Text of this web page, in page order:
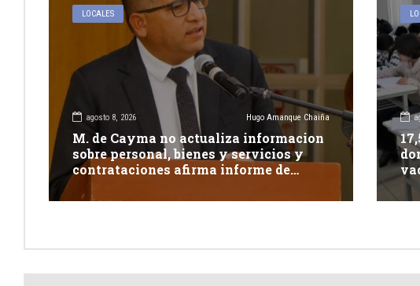
LOCALES
agosto 8, 2026 Hugo Amanque Chaiña
M. de Cayma no actualiza informacion
sobre personal, bienes y servicios y
contrataciones afirma informe de